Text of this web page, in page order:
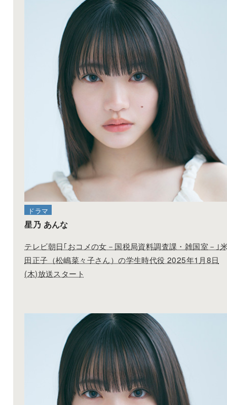
ドラマ
星乃 あんな
テレビ朝日「おコメの女－国税局資料調査課・雑国
－」21:00-
雑誌
星乃 あんな
新潮社「nicola 2026年1,2月合併号(表紙)」発売
ドラマ
星乃 あんな
テレビ朝日｢おコメの女－国税局資料調査課・雑国室－｣
田正子（松嶋菜々子さん）の学生時代役 2025年1月8日
(木)放送スタート